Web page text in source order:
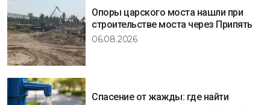
Опоры царского моста нашли при
строительстве моста через Припять
06.08.2026
Спасение от жажды: где найти